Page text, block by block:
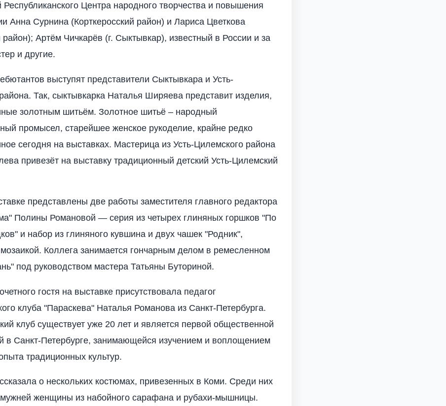
Республиканского Центра народного творчества и повышения
Анна Сурнина (Корткеросский район) и Лариса Цветкова
Артём Чичкарёв (г. Сыктывкар), известный в России и за
и другие.
выступят представители Сыктывкара и Усть-
Так, сыктывкарка Наталья Ширяева представит изделия,
золотным шитьём. Золотное шитьё – народный
промысел, старейшее женское рукоделие, крайне редко
сегодня на выставках. Мастерица из Усть-Цилемского района
привезёт на выставку традиционный детский Усть-Цилемский
представлены две работы заместителя главного редактора
Полины Романовой — серия из четырех глиняных горшков "По
и набор из глиняного кувшина и двух чашек "Родник",
Коллега занимается гончарным делом в ремесленном
под руководством мастера Татьяны Буториной.
гостя на выставке присутствовала педагог
клуба "Параскева" Наталья Романова из Санкт-Петербурга.
клуб существует уже 20 лет и является первой общественной
в Санкт-Петербурге, занимающейся изучением и воплощением
традиционных культур.
о нескольких костюмах, привезенных в Коми. Среди них
женщины из набойного сарафана и рубахи-мышницы.